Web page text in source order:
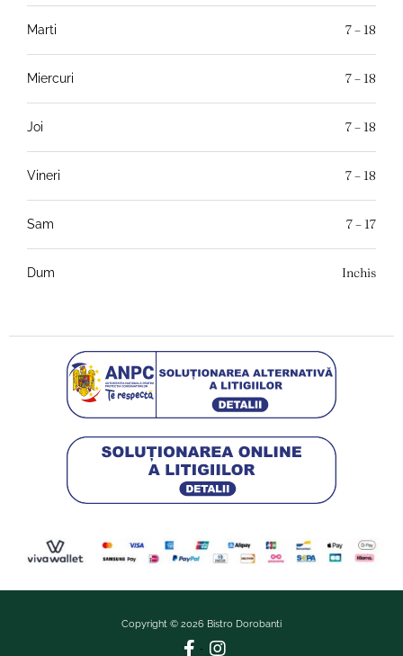
Marti 7 – 18
Miercuri 7 – 18
Joi 7 – 18
Vineri 7 – 18
Sam 7 – 17
Dum Inchis
Copyright © 2026 Bistro Dorobanti